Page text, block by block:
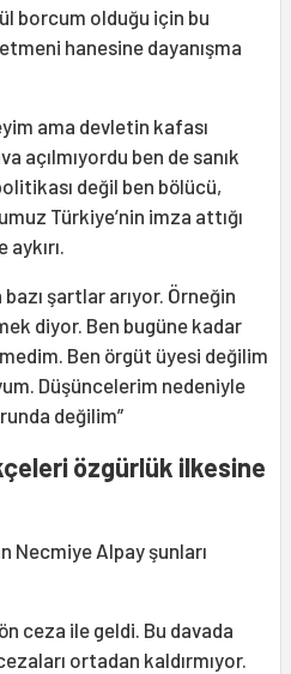
borcum olduğu için bu
hanesine dayanışma
ama devletin kafası
açılmıyordu ben de sanık
değil ben bölücü,
Türkiye’nin imza attığı
şartlar arıyor. Örneğin
diyor. Ben bugüne kadar
Ben örgüt üyesi değilim
Düşüncelerim nedeniyle
değilim”
özgürlük ilkesine
Necmiye Alpay şunları
ceza ile geldi. Bu davada
ortadan kaldırmıyor.